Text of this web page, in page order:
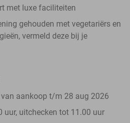
met luxe faciliteiten
gehouden met vegetariërs en
vermeld deze bij je
aankoop t/m 28 aug 2026
uur, uitchecken tot 11.00 uur